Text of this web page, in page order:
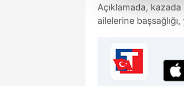
çerezler
amacıyla
Çerezlere ilişkin
butonuna
Açıklamada,
ailelerine